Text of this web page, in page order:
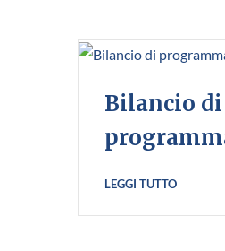
Bilancio di
LEGGI TUTTO